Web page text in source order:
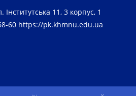
11, 3 корпус, 1
60 https://pk.khmnu.edu.ua